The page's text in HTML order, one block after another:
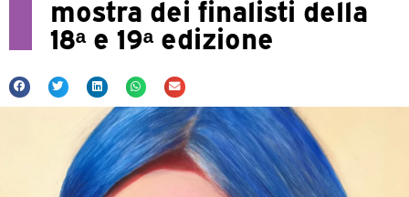
mostra dei finalisti della
18ᵃ e 19ᵃ edizione